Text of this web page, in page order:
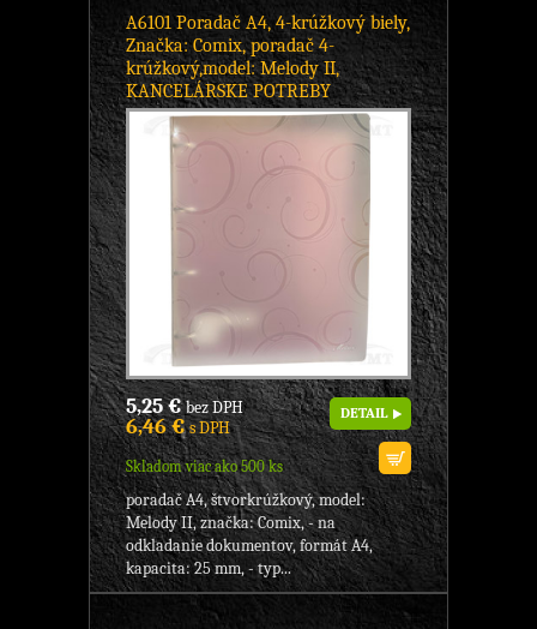
A6101 Poradač A4, 4-krúžkový biely,
Značka: Comix, poradač 4-
krúžkový,model: Melody II,
KANCELÁRSKE POTREBY
5,25 €bez DPH
6,46 €s DPH
Skladom viac ako 500 ks
DETAIL
poradač A4, štvorkrúžkový, model:
Melody II, značka: Comix, - na
odkladanie dokumentov, formát A4,
kapacita: 25 mm, - typ...